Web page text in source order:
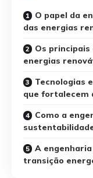
O papel da
das energias
Os
energias
Tecnologias
que fortalecem
Como a
A
transição